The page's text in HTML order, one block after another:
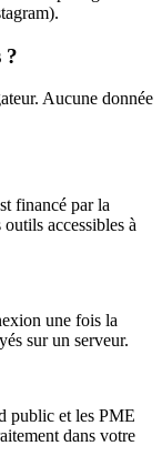
?
Aucune donnée
financé par la
accessibles à
une fois la
sur un serveur.
public et les PME
dans votre